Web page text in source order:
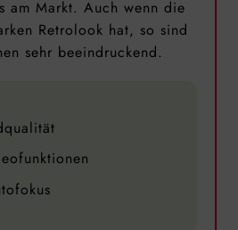
am Markt. Auch wenn die
Retrolook hat, so sind
sehr beeindruckend.